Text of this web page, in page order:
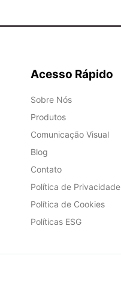
Acesso Rápido
Sobre Nós
Produtos
Comunicação Visual
Blog
Contato
Política de Privacidade
Política de Cookies
Políticas ESG